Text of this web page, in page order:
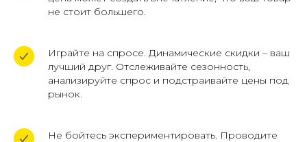
не стоит большего.
Играйте на спросе. Динамические скидки – ваш
лучший друг. Отслеживайте сезонность,
анализируйте спрос и подстраивайте цены под
рынок.
Не бойтесь экспериментировать. Проводите